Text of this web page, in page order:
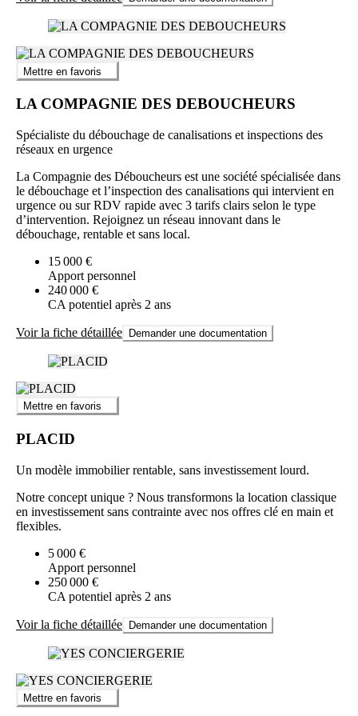
Mettre en favoris
LA COMPAGNIE DES DEBOUCHEURS
Spécialiste du débouchage de canalisations et inspections des
réseaux en urgence
La Compagnie des Déboucheurs est une société spécialisée dans
le débouchage et l’inspection des canalisations qui intervient en
urgence ou sur RDV rapide avec 3 tarifs clairs selon le type
d’intervention. Rejoignez un réseau innovant dans le
débouchage, rentable et sans local.
15 000 €
Apport personnel
240 000 €
CA potentiel après 2 ans
Voir la fiche détaillée Demander une documentation
Mettre en favoris
PLACID
Un modèle immobilier rentable, sans investissement lourd.
Notre concept unique ? Nous transformons la location classique
en investissement sans contrainte avec nos offres clé en main et
flexibles.
5 000 €
Apport personnel
250 000 €
CA potentiel après 2 ans
Voir la fiche détaillée Demander une documentation
Mettre en favoris